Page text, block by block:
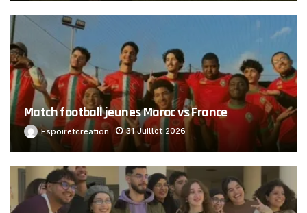
Match football jeunes Maroc vs France
Espoiretcreation 31 Juillet 2026